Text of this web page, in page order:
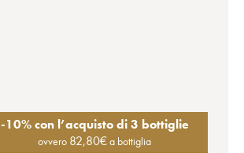
-10% con l’acquisto di 3 bottiglie
ovvero 82,80€a bottiglia